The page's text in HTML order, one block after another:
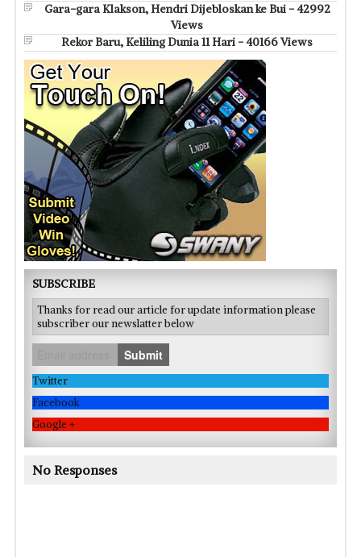
Gara-gara Klakson, Hendri Dijebloskan ke Bui - 42992
Views
Rekor Baru, Keliling Dunia 11 Hari - 40166 Views
SUBSCRIBE
Thanks for read our article for update information please
subscriber our newslatter below
Submit
Twitter
Facebook
Google +
No Responses